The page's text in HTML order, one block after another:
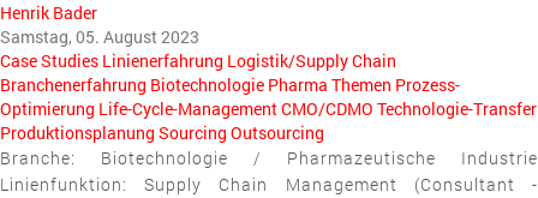
Henrik Bader
Samstag, 05. August 2023
Case Studies Linienerfahrung Logistik/Supply Chain
Branchenerfahrung Biotechnologie Pharma Themen Prozess-
Optimierung Life-Cycle-ManagementCMO/CDMO Technologie-Transfer
Produktionsplanung Sourcing Outsourcing
Branche: Biotechnologie / Pharmazeutische Industrie
Linienfunktion: Supply Chain Management (Consultant -